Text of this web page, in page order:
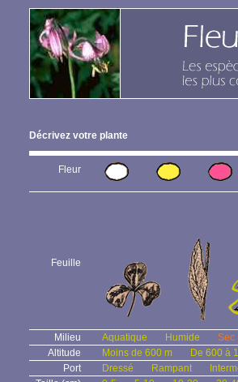
Décrivez votre plante
Fleur
Feuille
Milieu Aquatique Humide
Sec
Altitude
Moins de 600 m
De 600 à
Port
Dressé Rampant